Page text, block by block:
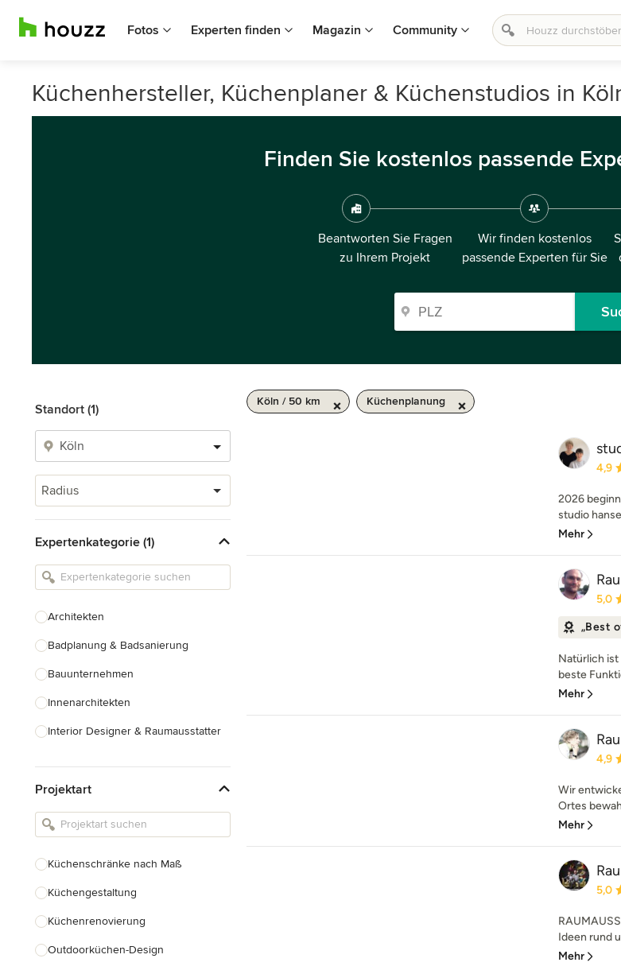
Fotos Experten finden Magazin Community
Küchenhersteller, Küchenplaner & Küchenstudios in
Finden Sie kostenlos passende
Beantworten Sie Fragen
zu Ihrem Projekt
Wir finden kostenlos
passende Experten für Sie
Standort (1)
Radius
Expertenkategorie (1)
Architekten
Badplanung & Badsanierung
Bauunternehmen
Innenarchitekten
Interior Designer & Raumausstatter
Landschaftsarchitekten
Armaturen & Sanitärbedarf
Projektart
Küchenschränke nach Maß
Küchengestaltung
Küchenrenovierung
Outdoorküchen-Design
Köln / 50 km Küchenplanung
4,9
2026
studio
Mehr
5,0
„Best
Natürlich ist
beste
Mehr
4,9
Wir
Ortes
Mehr
5,0
Ideen rund
Mehr